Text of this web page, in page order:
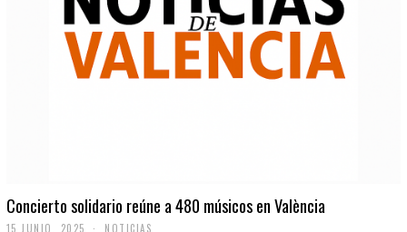
Concierto solidario reúne a 480 músicos en València
15 JUNIO, 2025 NOTICIAS